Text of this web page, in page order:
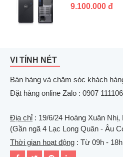
9.100.000 đ
VI TÍNH NÉT
Bán hàng và chăm sóc khách
Đặt hàng online Zalo : 0907
Địa chỉ: 19/6/24 Hoàng Xuân Nhị,
(Gần ngã 4 Lạc Long Quân - Âu
Thời gian hoạt động : Từ 09h -